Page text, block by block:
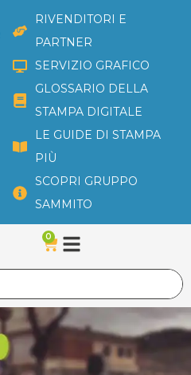
RIVENDITORI E
PARTNER
SERVIZIO GRAFICO
GLOSSARIO DELLA
STAMPA DIGITALE
LE GUIDE DI STAMPA
PIÙ
SCOPRI GRUPPO
SAMMITO
0
Carrello